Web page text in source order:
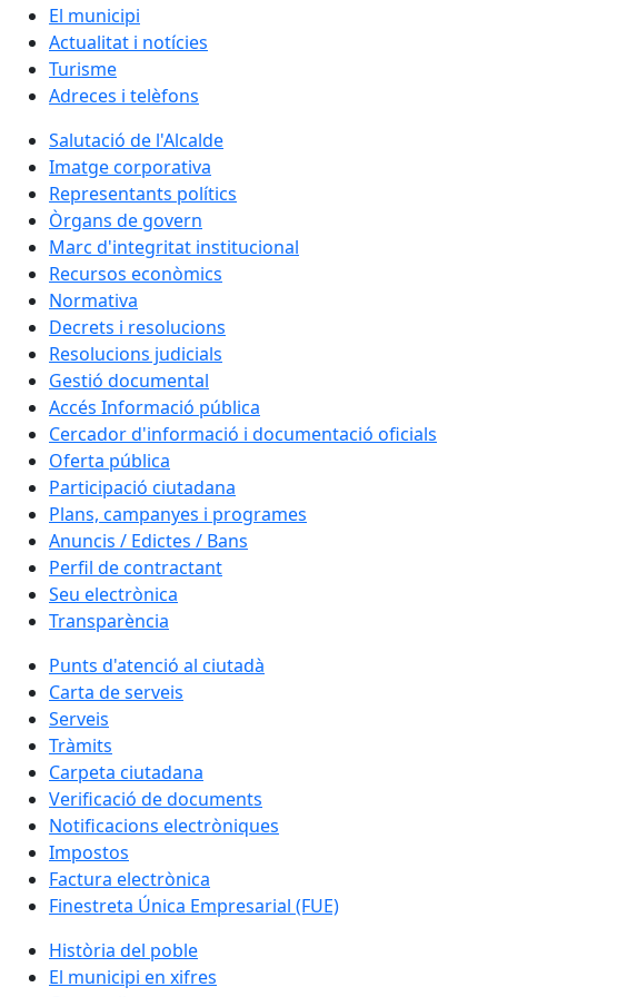
El municipi
Actualitat i notícies
Turisme
Adreces i telèfons
Salutació de l'Alcalde
Imatge corporativa
Representants polítics
Òrgans de govern
Marc d'integritat institucional
Recursos econòmics
Normativa
Decrets i resolucions
Resolucions judicials
Gestió documental
Accés Informació pública
Cercador d'informació i documentació oficials
Oferta pública
Participació ciutadana
Plans, campanyes i programes
Anuncis / Edictes / Bans
Perfil de contractant
Seu electrònica
Transparència
Punts d'atenció al ciutadà
Carta de serveis
Serveis
Tràmits
Carpeta ciutadana
Verificació de documents
Notificacions electròniques
Impostos
Factura electrònica
Finestreta Única Empresarial (FUE)
Història del poble
El municipi en xifres